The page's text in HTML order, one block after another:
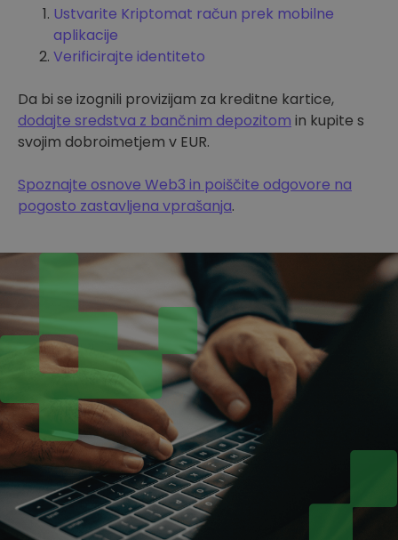
Ustvarite Kriptomat račun prek mobilne
aplikacije
Verificirajte identiteto
Da bi se izognili provizijam za kreditne kartice,
dodajte sredstva z bančnim depozitom in kupite s
svojim dobroimetjem v EUR.
Spoznajte osnove Web3 in poiščite odgovore na
pogosto zastavljena vprašanja.